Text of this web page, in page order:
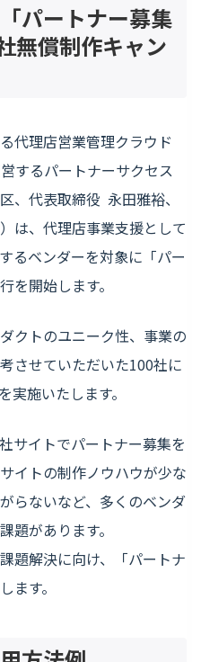
パートナー募集
無償制作キャン
代理店営業管理クラウド
するパートナーサクセス
、代表取締役 永田雅裕、
は、代理店事業支援として
るベンダーを対象に「パー
を開始します。
クトのユニーク性、事業の
させていただいた100社に
実施いたします。
サイトでパートナー募集を
イトの制作ノウハウが少な
らないなど、多くのベンダ
題があります。
題解決に向け、「パートナ
ます。